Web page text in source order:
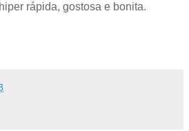
rápida, gostosa e bonita.